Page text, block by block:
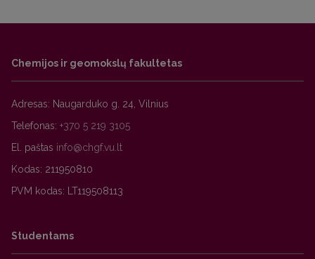
Chemijos ir geomokslų fakultetas
Adresas: Naugarduko g. 24, Vilnius
Telefonas: +370 5 219 3105
El. paštas
Kodas: 211950810
PVM kodas: LT119508113
Studentams